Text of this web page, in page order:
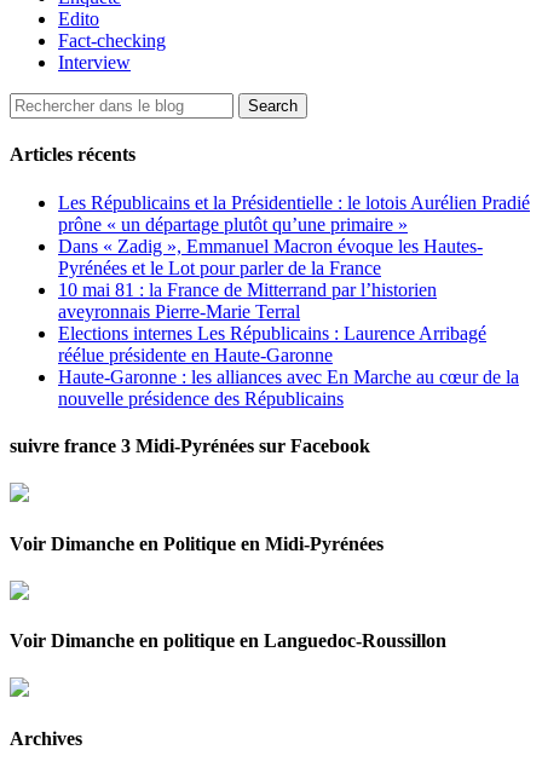
Edito
Fact-checking
Interview
Articles récents
Les Républicains et la Présidentielle : le lotois Aurélien Pradié
prône « un départage plutôt qu’une primaire »
Dans « Zadig », Emmanuel Macron évoque les Hautes-
Pyrénées et le Lot pour parler de la France
10 mai 81 : la France de Mitterrand par l’historien
aveyronnais Pierre-Marie Terral
Elections internes Les Républicains : Laurence Arribagé
réélue présidente en Haute-Garonne
Haute-Garonne : les alliances avec En Marche au cœur de la
nouvelle présidence des Républicains
suivre france 3 Midi-Pyrénées sur Facebook
Voir Dimanche en Politique en Midi-Pyrénées
Voir Dimanche en politique en Languedoc-Roussillon
Archives